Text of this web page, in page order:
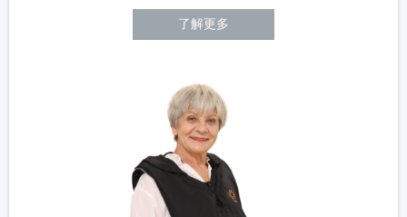
了解更多